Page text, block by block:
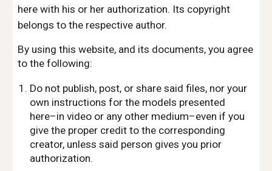
here with his or her authorization. Its copyright
belongs to the respective author.
By using this website, and its documents, you agree
to the following:
Do not publish, post, or share said files, nor your
own instructions for the models presented
here–in video or any other medium–even if you
give the proper credit to the corresponding
creator, unless said person gives you prior
authorization.